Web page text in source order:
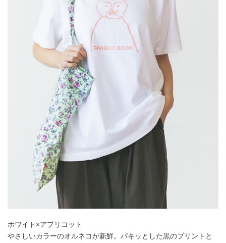
ホワイト×アプリコット
やさしいカラーのオルネコが新鮮。パキッとした黒のプリントと